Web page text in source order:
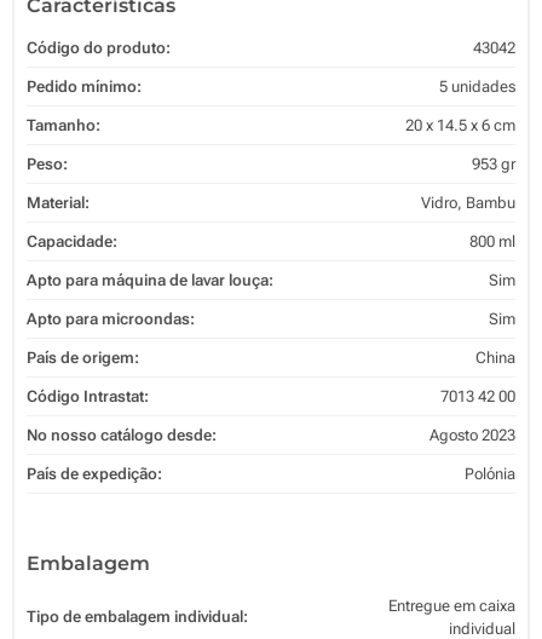
Características
Código do produto: 43042
Pedido mínimo: 5 unidades
Tamanho: 20 x 14.5 x 6 cm
Peso: 953 gr
Material: Vidro, Bambu
Capacidade: 800 ml
Apto para máquina de lavar louça: Sim
Apto para microondas: Sim
País de origem: China
Código Intrastat: 7013 42 00
No nosso catálogo desde: Agosto 2023
País de expedição: Polónia
Embalagem
Tipo de embalagem individual:
Entregue em caixa
individual